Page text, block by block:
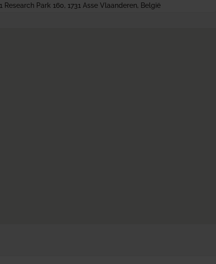
Research Park 160, 1731 Asse Vlaanderen, België